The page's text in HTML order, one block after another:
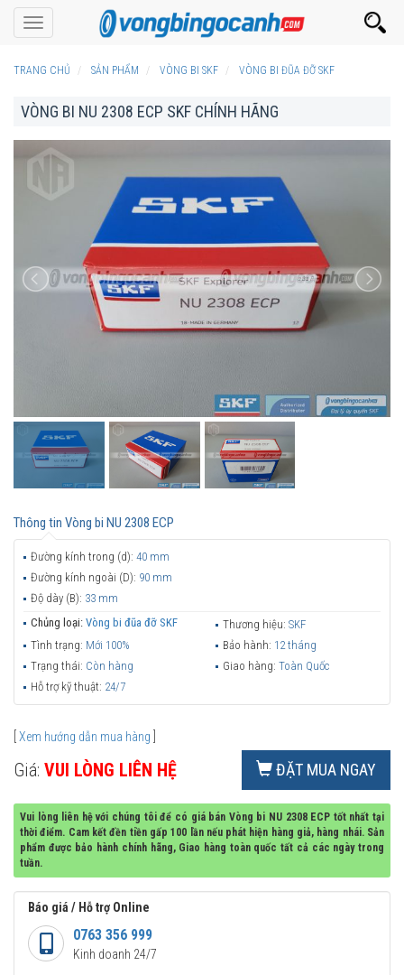
Toggle
navigation
TRANG CHỦ SẢN PHẨM VÒNG BI SKF VÒNG BI ĐŨA ĐỠ SKF
VÒNG BI NU 2308 ECP SKF CHÍNH HÃNG
Thông tin Vòng bi NU 2308 ECP
Đường kính trong (d): 40 mm
Đường kính ngoài (D): 90 mm
Độ dày (B): 33 mm
Chủng loại: Vòng bi đũa đỡ SKF Thương hiệu: SKF
Tình trạng: Mới 100% Bảo hành: 12 tháng
Trạng thái: Còn hàng Giao hàng: Toàn Quốc
Hỗ trợ kỹ thuật: 24/7
Xem hướng dẫn mua hàng
Giá: VUI LÒNG LIÊN HỆ ĐẶT MUA NGAY
Vui lòng liên hệ với chúng tôi để có giá bán Vòng bi NU 2308 ECP tốt nhất tại
thời điểm. Cam kết đền tiền gấp 100 lần nếu phát hiện hàng giả, hàng nhái. Sản
phẩm được bảo hành chính hãng, Giao hàng toàn quốc tất cả các ngày trong
tuần.
Báo giá / Hỗ trợ Online
0763 356 999
Kinh doanh 24/7